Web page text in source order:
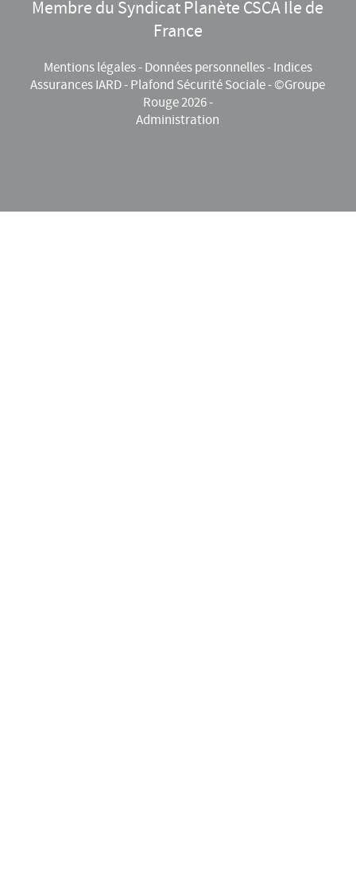
Membre du Syndicat Planète CSCA Ile de
France
Mentions légales-Données personnelles-Indices
Assurances IARD-Plafond Sécurité Sociale- ©Groupe
Rouge 2026 -
Administration